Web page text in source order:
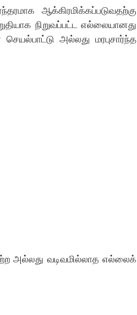
ஆக்கிரமிக்கப்படுவதற்கு
நிறுவப்பட்ட எல்லையானது
அல்லது மரபுசார்ந்த
அல்லது வடிவமில்லாத எல்லைக்